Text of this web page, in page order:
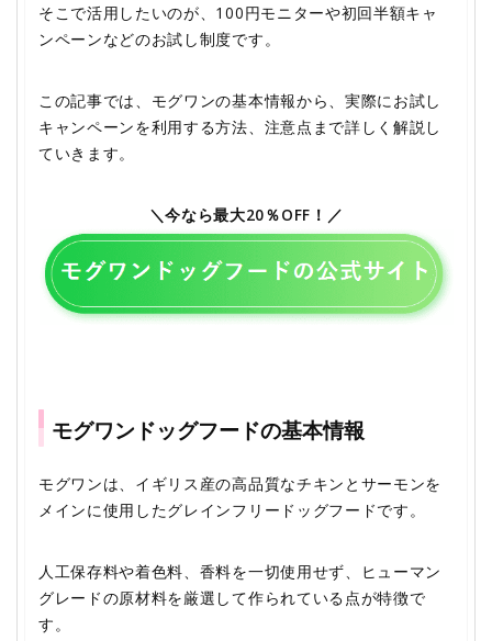
そこで活用したいのが、100円モニターや初回半額キャ
ンペーンなどのお試し制度です。
この記事では、モグワンの基本情報から、実際にお試し
キャンペーンを利用する方法、注意点まで詳しく解説し
ていきます。
＼今なら最大20％OFF！／
モグワンドッグフードの基本情報
モグワンは、イギリス産の高品質なチキンとサーモンを
メインに使用したグレインフリードッグフードです。
人工保存料や着色料、香料を一切使用せず、ヒューマン
グレードの原材料を厳選して作られている点が特徴で
す。